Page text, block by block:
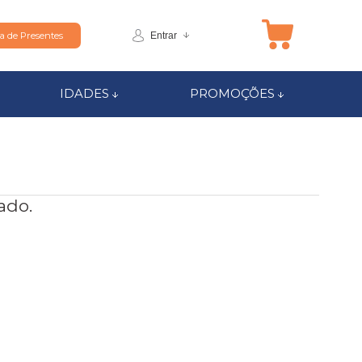
de Presentes Entrar
IDADES PROMOÇÕES